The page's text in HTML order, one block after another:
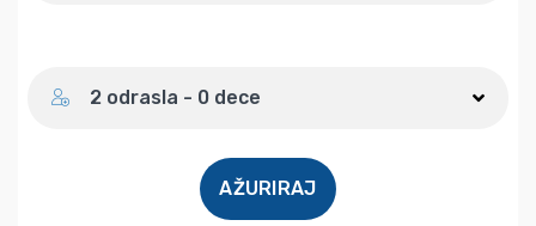
2 odrasla - 0 dece
AŽURIRAJ